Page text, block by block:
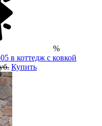
%
в коттедж с ковкой
Купить